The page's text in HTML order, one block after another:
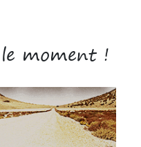
moment !